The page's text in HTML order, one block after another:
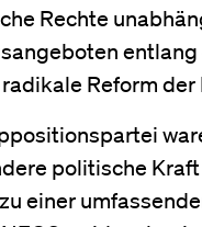
Rechte
Reform
politische
einer